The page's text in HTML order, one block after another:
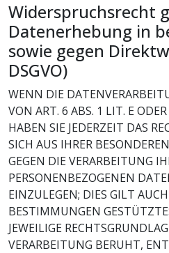
Widerspruchsrecht
Datenerhebung in
sowie gegen
DSGVO)
WENN DIE
VON ART. 6 ABS. 1 LIT. E
HABEN SIE JEDERZEIT DAS
SICH AUS IHRER
GEGEN DIE VERARBEITUNG
PERSONENBEZOGENEN
EINZULEGEN; DIES GILT
BESTIMMUNGEN
JEWEILIGE
VERARBEITUNG BERUHT,